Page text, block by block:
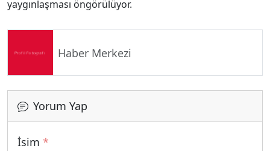
yaygınlaşması öngörülüyor.
Haber Merkezi
Yorum Yap
İsim *